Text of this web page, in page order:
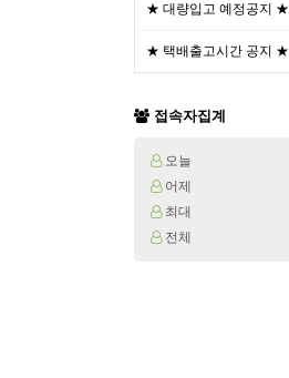
★ 대량입고 예정공지 ★
★ 택배출고시간 공지 ★
접속자집계
오늘
어제
최대
전체